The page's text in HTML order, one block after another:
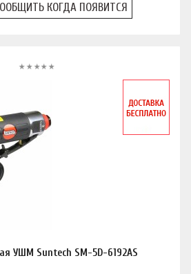
КОГДА ПОЯВИТСЯ
УШМ Suntech SM-5D-6192AS